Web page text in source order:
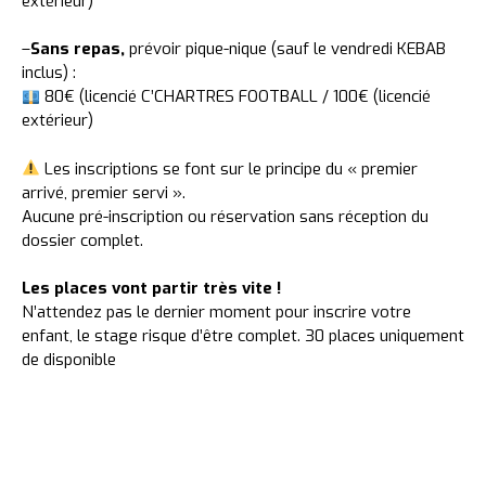
–Sans repas, prévoir pique-nique (sauf le vendredi KEBAB
inclus) :
80€ (licencié C’CHARTRES FOOTBALL / 100€ (licencié
extérieur)
Les inscriptions se font sur le principe du « premier
arrivé, premier servi ».
Aucune pré-inscription ou réservation sans réception du
dossier complet.
Les places vont partir très vite !
N’attendez pas le dernier moment pour inscrire votre
enfant, le stage risque d’être complet. 30 places uniquement
de disponible